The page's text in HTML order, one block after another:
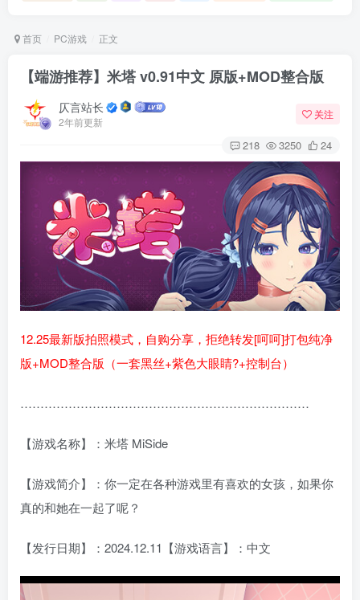
首页 PC游戏 正文
【端游推荐】米塔 v0.91中文 原版+MOD整合版
仄言站长
2年前更新
关注
218 3250 24
12.25最新版拍照模式，自购分享，拒绝转发[呵呵]打包纯净
版+MOD整合版（一套黑丝+紫色大眼睛?+控制台）
………………………………………………………………
【游戏名称】：米塔 MiSide
【游戏简介】：你一定在各种游戏里有喜欢的女孩，如果你
真的和她在一起了呢？
【发行日期】：2024.12.11【游戏语言】：中文